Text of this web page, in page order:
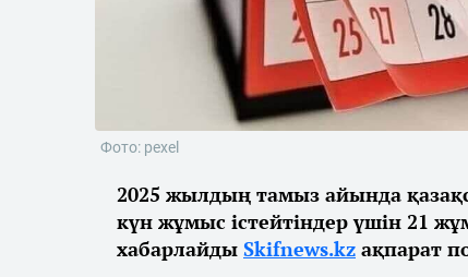
Фото: pexel
2025 жылдың тамыз айында
күн жұмыс істейтіндер үшін 21
хабарлайды Skifnews.kz ақпарат